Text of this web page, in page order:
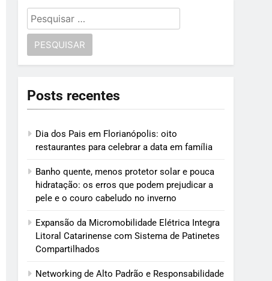
Pesquisar
por:
Posts recentes
Dia dos Pais em Florianópolis: oito
restaurantes para celebrar a data em família
Banho quente, menos protetor solar e pouca
hidratação: os erros que podem prejudicar a
pele e o couro cabeludo no inverno
Expansão da Micromobilidade Elétrica Integra
Litoral Catarinense com Sistema de Patinetes
Compartilhados
Networking de Alto Padrão e Responsabilidade